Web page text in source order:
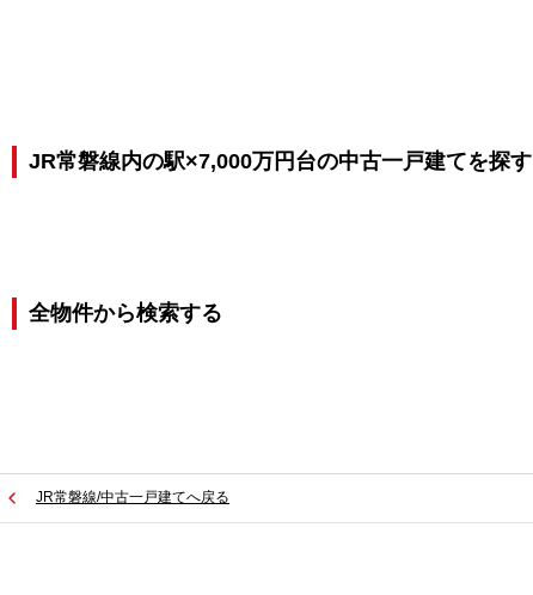
JR常磐線内の駅×7,000万円台の中古一戸建てを探す
全物件から検索する
JR常磐線/中古一戸建てへ戻る